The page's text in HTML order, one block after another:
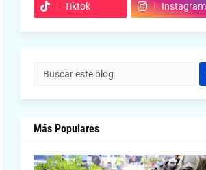
Tiktok Instagram
Más Populares